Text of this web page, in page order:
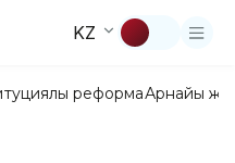
KZ
реформаАрнайы